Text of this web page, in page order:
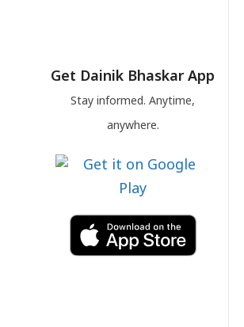
Get Dainik Bhaskar App
Stay informed. Anytime,
anywhere.